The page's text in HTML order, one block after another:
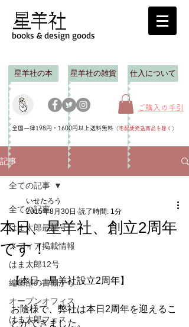
books & design goods
星羊社の本 星羊社の雑貨 仕入について
ご購入の手引
全国一律198円・1600円以上送料無料 （宅配便発送商品を除く ）
記事
全ての記事
はま太郎最新号
メディア掲載情報
はま太郎12号
編集部の書棚から
オープンオフィス
はま太郎フェス
全ての記事
本日、星羊社、創立2周年
です！
いせたろう
2015年8月30日 読了時間: 1分
【本日、星羊社設立2周年】
お陰様で、弊社は本日2周年を迎えるこ
とができました。